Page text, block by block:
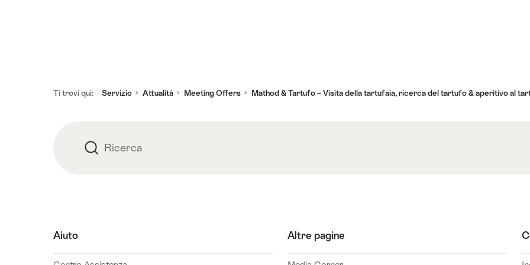
Ti trovi qui: Servizio Attualità Meeting Offers Mathod & Tartufo – Visita della tartufaia, ricerca del tartufo & aperitivo al
Ricerca Ricerca
Aiuto Altre pagine